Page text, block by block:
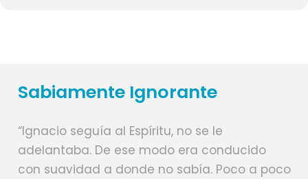
Contacto: +54 9 358 428-9630/ gerardomeichtri@gmail.com
IV (Córdoba)
Más información (recomendamos leer): click aquí
Inscripción:Solicitá el link de inscripción por email o Whatsapp
Sabiamente Ignorante
“Ignacio seguía al Espíritu, no se le
adelantaba. De ese modo era conducido
con suavidad a donde no sabía. Poco a poco